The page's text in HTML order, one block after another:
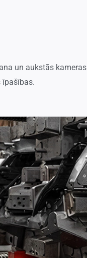
un aukstās kameras
īpašības.